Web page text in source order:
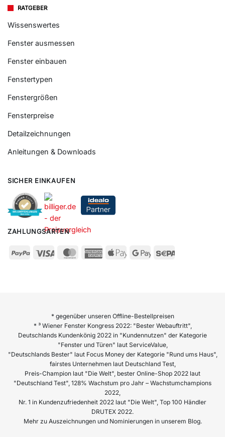
RATGEBER
Wissenswertes
Fenster ausmessen
Fenster einbauen
Fenstertypen
Fenstergrößen
Fensterpreise
Detailzeichnungen
Anleitungen & Downloads
SICHER EINKAUFEN
ZAHLUNGSARTEN
* gegenüber unseren Offline-Bestellpreisen
* ³ Wiener Fenster Kongress 2022: "Bester Webauftritt",
Deutschlands Kundenkönig 2022 in "Kundennutzen" der Kategorie
"Fenster und Türen" laut ServiceValue,
"Deutschlands Bester" laut Focus Money der Kategorie "Rund ums Haus",
fairstes Unternehmen laut Deutschland Test,
Preis-Champion laut "Die Welt", bester Online-Shop 2022 laut
"Deutschland Test", 128% Wachstum pro Jahr – Wachstumchampions
2022,
Nr. 1 in Kundenzufriedenheit 2022 laut "Die Welt", Top 100 Händler
DRUTEX 2022.
Mehr zu Auszeichnungen und Nominierungen in unserem Blog.